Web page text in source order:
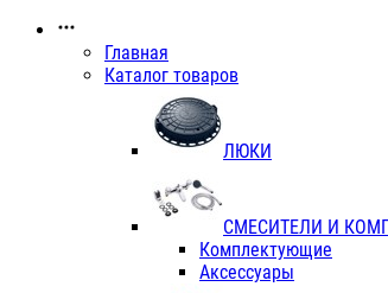
Главная
Каталог товаров
ЛЮКИ
СМЕСИТЕЛИ И
Комплектующие
Аксессуары